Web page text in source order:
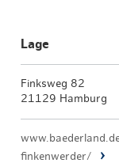
Lage
Finksweg 82
21129 Hamburg
finkenwerder/